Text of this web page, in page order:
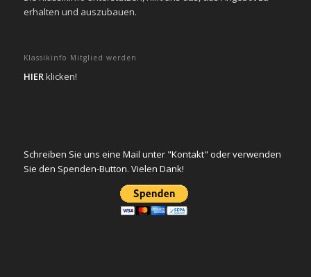
erhalten und auszubauen.
Klassikinfo Mitglied werden
HIERklicken!
Schreiben Sie uns eine Mail unter "Kontakt" oder verwenden
Sie den Spenden-Button. Vielen Dank!